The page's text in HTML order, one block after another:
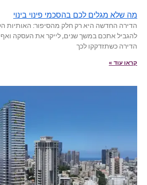
מה שלא מגלים לכם בהסכמי פינוי בינוי
הדירה החדשה היא רק חלק מהסיפור: האותיות
להגביל אתכם במשך שנים, לייקר את העסקה
הדירה כשתזדקקו לכך
קראו עוד »